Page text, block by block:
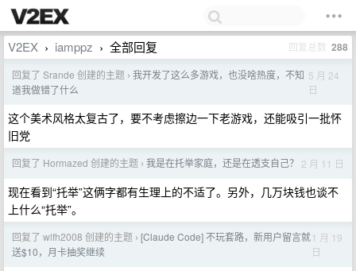
V2EX › iamppz › 全部回复 回复总数 288
回复了 Srande 创建的主题 › 我开发了这么多游戏，也没啥热度，不知
道我做错了什么
5 月 24
日
这个美术风格太复古了，要不考虑擦边一下老游戏，还能吸引一批怀
旧党
回复了 Hormazed 创建的主题 › 我是在托举家庭，还是在透支自己？ 2 月 11 日
现在看到“托举”这俩字都有生理上的不适了。另外，几万块钱也谈不
上什么“托举”。
回复了 wlfh2008 创建的主题 › [Claude Code] 不玩套路，新用户留言就
送$10，月卡抽奖继续
1 月 19
日